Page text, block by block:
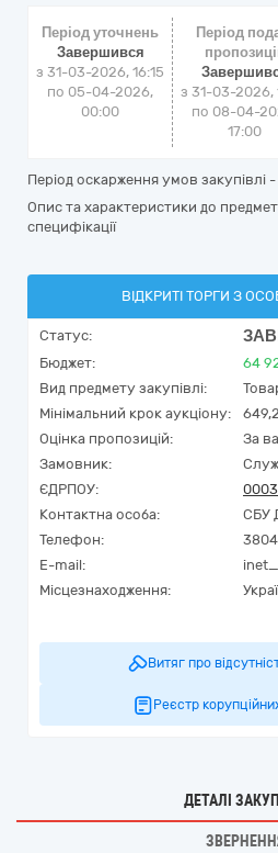
Період уточнень
Завершився
з 31-03-2026, 16:15
по 05-04-2026,
00:00
Період
з 31-03-2026,
по 08-04-
17:00
Період оскарження умов закупівлі
Опис та характеристики до
специфікації
ВІДКРИТІ ТОРГИ З
Статус:
Бюджет: 64
Вид предмету закупівлі:
Мінімальний крок аукціону:
Оцінка пропозицій:
За
Замовник:
ЄДРПОУ:
Контактна особа:
СБУ
Телефон:
E-mail:
Місцезнаходження:
Витяг про
Реєстр
ДЕТАЛІ